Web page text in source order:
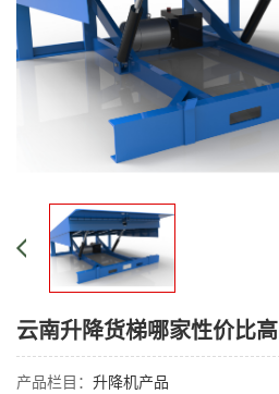
云南升降货梯哪家性价比高
产品栏目： 升降机产品